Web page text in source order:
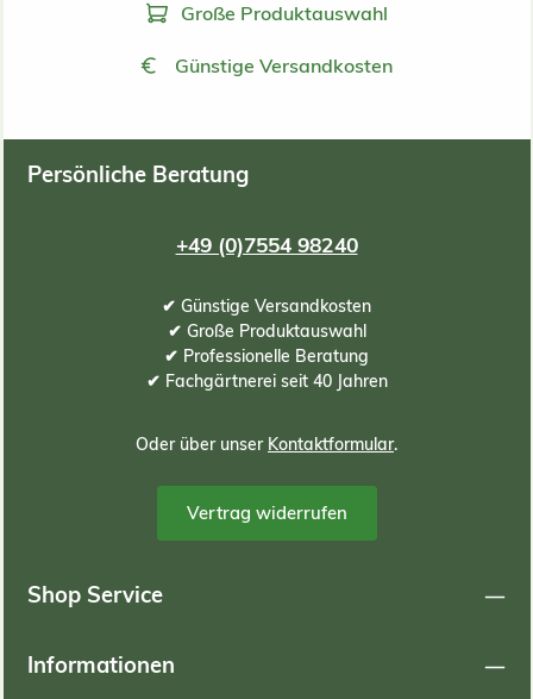
Große Produktauswahl
Günstige Versandkosten
Persönliche Beratung
+49 (0)7554 98240
✔ Günstige Versandkosten
✔ Große Produktauswahl
✔ Professionelle Beratung
✔ Fachgärtnerei seit 40 Jahren
Oder über unser Kontaktformular.
Vertrag widerrufen
Shop Service
Informationen